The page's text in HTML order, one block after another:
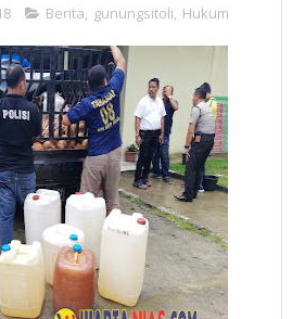
Berita, gunungsitoli, Hukum